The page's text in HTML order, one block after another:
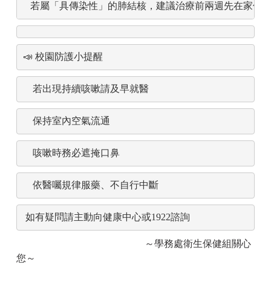
若屬「具傳染性」的肺結核，建議治療前兩週先在家休
📣 校園防護小提醒
若出現持續咳嗽請及早就醫
保持室內空氣流通
咳嗽時務必遮掩口鼻
依醫囑規律服藥、不自行中斷
如有疑問請主動向健康中心或1922諮詢
～學務處衛生保健組關心
您～